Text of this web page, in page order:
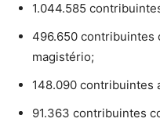
1.044.585
496.650 contribuintes
magistério;
148.090 contribuintes
91.363 contribuintes